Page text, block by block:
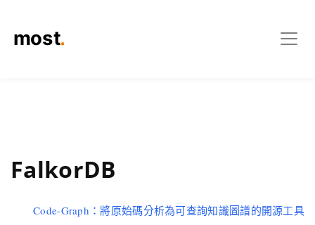
FalkorDB
Code-Graph：將原始碼分析為可查詢知識圖譜的開源工具